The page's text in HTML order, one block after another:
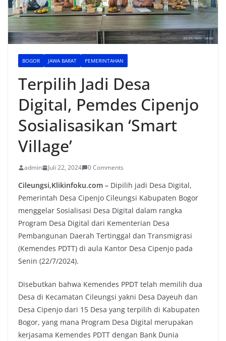
BOGOR JAWA BARAT PEMERINTAHAN
Terpilih Jadi Desa
Digital, Pemdes Cipenjo
Sosialisasikan ‘Smart
Village’
admin Juli 22, 2024 0 Comments
Cileungsi,Klikinfoku.com – Dipilih jadi Desa Digital,
Pemerintah Desa Cipenjo Cileungsi Kabupaten Bogor
menggelar Sosialisasi Desa Digital dalam rangka
Program Desa Digital dari Kementerian Desa
Pembangunan Daerah Tertinggal dan Transmigrasi
(Kemendes PDTT) di aula Kantor Desa Cipenjo pada
Senin (22/7/2024).
Disebutkan bahwa Kemendes PPDT telah memilih dua
Desa di Kecamatan Cileungsi yakni Desa Dayeuh dan
Desa Cipenjo dari 15 Desa yang terpilih di Kabupaten
Bogor, yang mana Program Desa Digital merupakan
kerjasama Kemendes PDTT dengan Bank Dunia